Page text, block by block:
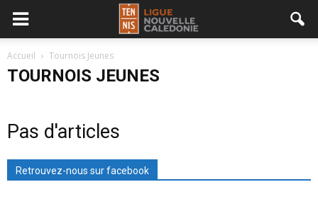
Accueil Tournois Jeunes
TOURNOIS JEUNES
Pas d'articles
Retrouvez-nous sur facebook